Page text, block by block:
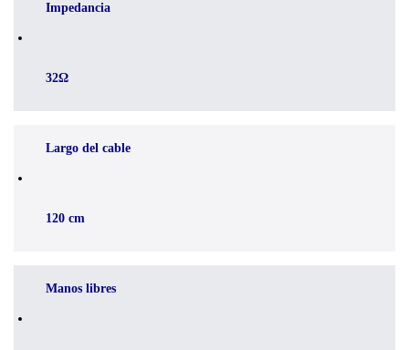
Impedancia
32Ω
Largo del cable
120 cm
Manos libres